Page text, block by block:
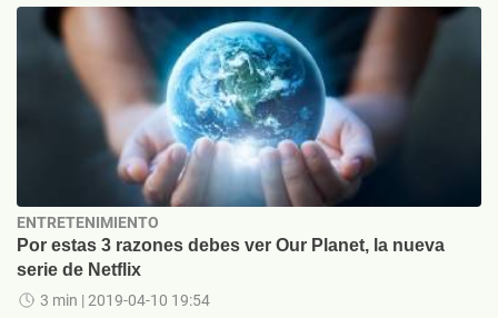
ENTRETENIMIENTO
Por estas 3 razones debes ver Our Planet, la nueva
serie de Netflix
3 min | 2019-04-10 19:54